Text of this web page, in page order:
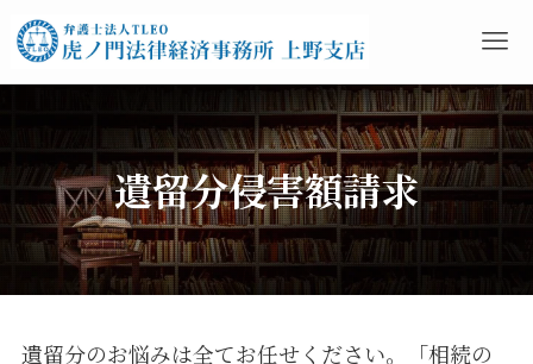
遺留分侵害額請求
遺留分のお悩みは全てお任せください。「相続の